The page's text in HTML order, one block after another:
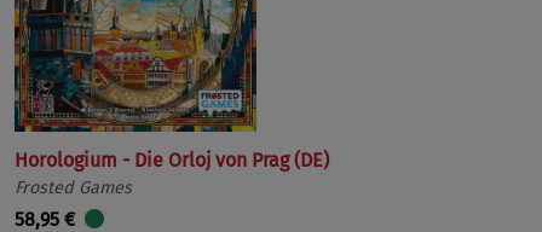
Horologium - Die Orloj von Prag (DE)
Frosted Games
58,95 €